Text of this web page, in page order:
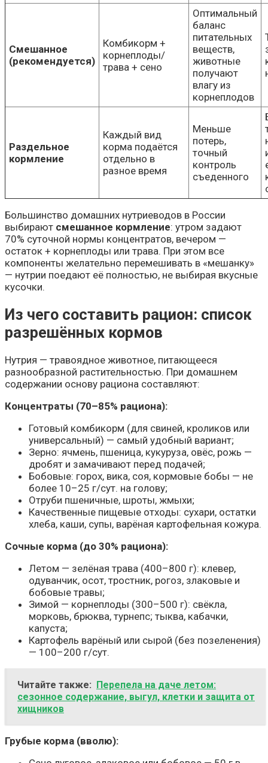
Смешанное
(рекомендуется)
Комбикорм +
корнеплоды/
трава + сено
Оптимальный
баланс
питательных
веществ,
животные
получают
влагу из
корнеплодов
Раздельное
кормление
Каждый вид
корма подаётся
отдельно в
разное время
Меньше
потерь,
точный
контроль
съеденного
Большинство домашних нутриеводов в России
выбирают смешанное кормление: утром задают
70% суточной нормы концентратов, вечером —
остаток + корнеплоды или трава. При этом все
компоненты желательно перемешивать в «мешанку»
— нутрии поедают её полностью, не выбирая вкусные
кусочки.
Из чего составить рацион: список
разрешённых кормов
Нутрия — травоядное животное, питающееся
разнообразной растительностью. При домашнем
содержании основу рациона составляют:
Концентраты (70–85% рациона):
Готовый комбикорм (для свиней, кроликов или
универсальный) — самый удобный вариант;
Зерно: ячмень, пшеница, кукуруза, овёс, рожь —
дробят и замачивают перед подачей;
Бобовые: горох, вика, соя, кормовые бобы — не
более 10–25 г/сут. на голову;
Отруби пшеничные, шроты, жмыхи;
Качественные пищевые отходы: сухари, остатки
хлеба, каши, супы, варёная картофельная кожура.
Сочные корма (до 30% рациона):
Летом — зелёная трава (400–800 г): клевер,
одуванчик, осот, тростник, рогоз, злаковые и
бобовые травы;
Зимой — корнеплоды (300–500 г): свёкла,
морковь, брюква, турнепс; тыква, кабачки,
капуста;
Картофель варёный или сырой (без позеленения)
— 100–200 г/сут.
Читайте также: Перепела на даче летом:
сезонное содержание, выгул, клетки и защита от
хищников
Грубые корма (вволю):